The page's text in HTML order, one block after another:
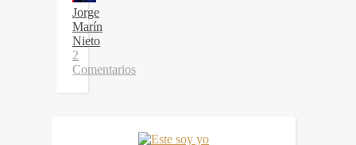
Jorge
Marín
Nieto
2
Comentarios